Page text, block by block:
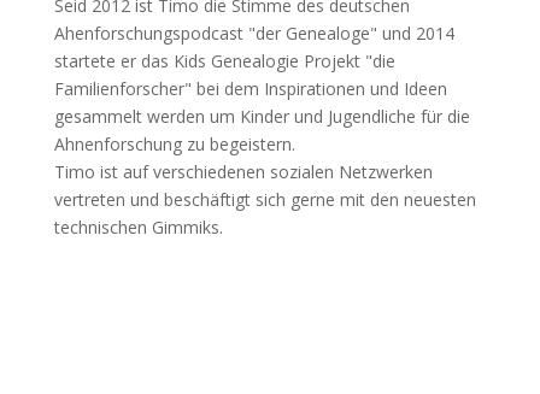
Seid 2012 ist Timo die Stimme des deutschen
Ahenforschungspodcast "der Genealoge" und 2014
startete er das Kids Genealogie Projekt "die
Familienforscher" bei dem Inspirationen und Ideen
gesammelt werden um Kinder und Jugendliche für die
Ahnenforschung zu begeistern.
Timo ist auf verschiedenen sozialen Netzwerken
vertreten und beschäftigt sich gerne mit den neuesten
technischen Gimmiks.